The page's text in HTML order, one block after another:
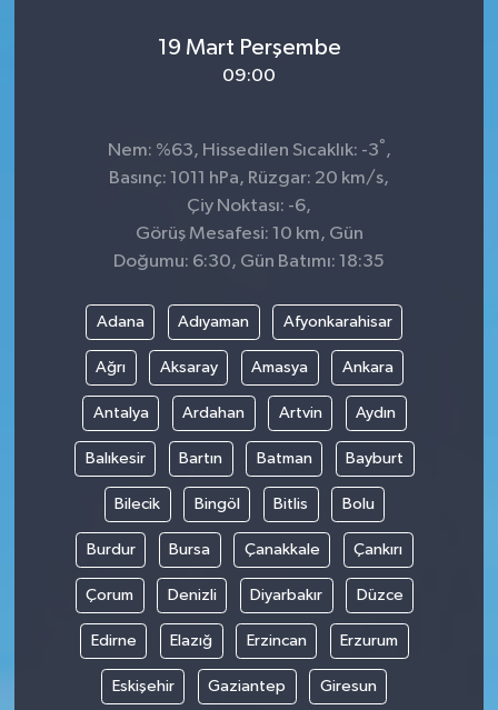
19 Mart Perşembe
09:00
Nem: %63, Hissedilen Sıcaklık: -3° ,
Basınç: 1011 hPa, Rüzgar: 20 km/s,
Çiy Noktası: -6,
Görüş Mesafesi: 10 km, Gün
Doğumu: 6:30, Gün Batımı: 18:35
Adana Adıyaman Afyonkarahisar
Ağrı Aksaray Amasya Ankara
Antalya Ardahan Artvin Aydın
Balıkesir Bartın Batman Bayburt
Bilecik Bingöl Bitlis Bolu
Burdur Bursa Çanakkale Çankırı
Çorum Denizli Diyarbakır Düzce
Edirne Elazığ Erzincan Erzurum
Eskişehir Gaziantep Giresun